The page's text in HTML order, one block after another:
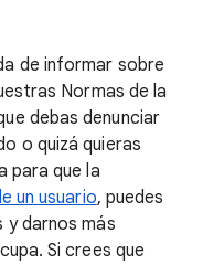
de informar sobre
Normas de la
debas denunciar
o quizá quieras
para que la
un usuario, puedes
y darnos más
Si crees que